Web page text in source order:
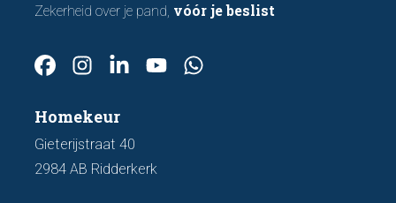
Zekerheid over je pand, vóór je beslist
Homekeur
Gieterijstraat 40
2984 AB Ridderkerk